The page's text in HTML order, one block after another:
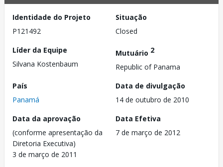
Identidade do Projeto
P121492
Situação
Closed
Líder da Equipe
Silvana Kostenbaum
Mutuário 2
Republic of Panama
País
Panamá
Data de divulgação
14 de outubro de 2010
Data da aprovação
(conforme apresentação da
Diretoria Executiva)
3 de março de 2011
Data Efetiva
7 de março de 2012